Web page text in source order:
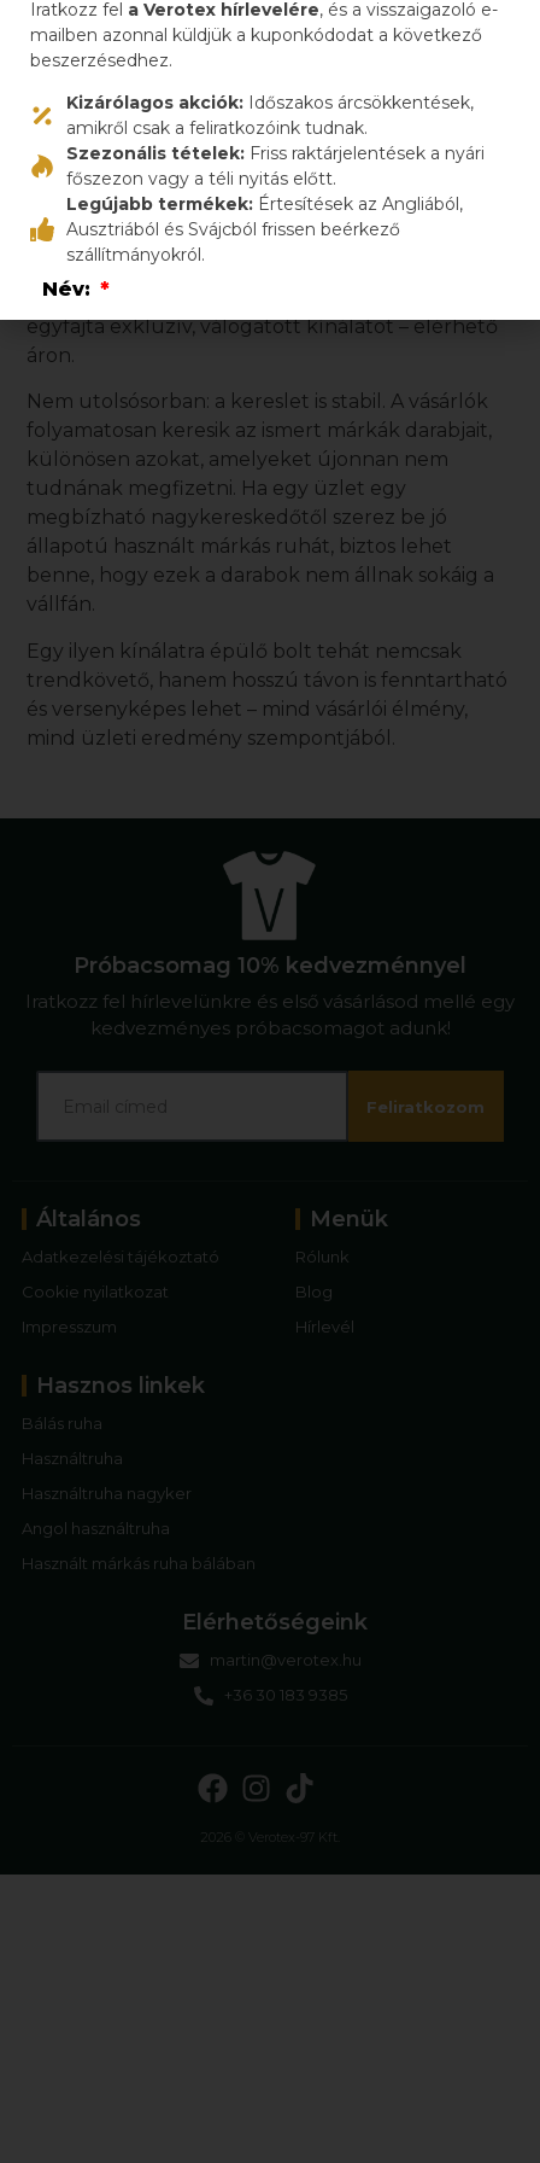
vásárlók hajlandóak többet fizetni olyan ruhákért,
amelyek jól ismert márkáktól származnak, jó
Ahasznált márkás ruharáadásul segít abban is,
hogy egy üzlet pozícióját a prémium second-
hand kategóriában erősítse. Ez nemcsak több
törzsvásárlót vonz, hanem lehetővé teszi azt is,
hogy a boltot stílusban, kommunikációban,
árazásban is magasabb szintre lehessen
pozicionálni. Nem „turkálós” élményt ad, hanem
egyfajta exkluzív, válogatott kínálatot – elérhető
áron.
Nem utolsósorban: a kereslet is stabil. A vásárlók
folyamatosan keresik az ismert márkák darabjait,
különösen azokat, amelyeket újonnan nem
tudnának megfizetni. Ha egy üzlet egy
megbízható nagykereskedőtől szerez be jó
állapotú használt márkás ruhát, biztos lehet
benne, hogy ezek a darabok nem állnak sokáig a
vállfán.
Egy ilyen kínálatra épülő bolt tehát nemcsak
trendkövető, hanem hosszú távon is fenntartható
és versenyképes lehet – mind vásárlói élmény,
mind üzleti eredmény szempontjából.
Próbacsomag 10% kedvezménnyel
Iratkozz fel hírlevelünkre és első vásárlásod mellé egy
kedvezményes próbacsomagot adunk!
Feliratkozom
Általános
Adatkezelési tájékoztató
Cookie nyilatkozat
Impresszum
Menük
Rólunk
Blog
Hírlevél
Hasznos linkek
Bálás ruha
Használtruha
Használtruha nagyker
Angol használtruha
Használt márkás ruha bálában
Elérhetőségeink
martin@verotex.hu
+36 30 183 9385
2026 © Verotex-97 Kft.
Iratkozz fel a Verotex hírlevelére, és a visszaigazoló e-
mailben azonnal küldjük a kuponkódodat a következő
beszerzésedhez.
Kizárólagos akciók: Időszakos árcsökkentések,
amikről csak a feliratkozóink tudnak.
Szezonális tételek: Friss raktárjelentések a nyári
főszezon vagy a téli nyitás előtt.
Legújabb termékek: Értesítések az Angliából,
Ausztriából és Svájcból frissen beérkező
szállítmányokról.
Név:
Email:
Elolvastam és elfogadom az
tájékoztatót
Küldés